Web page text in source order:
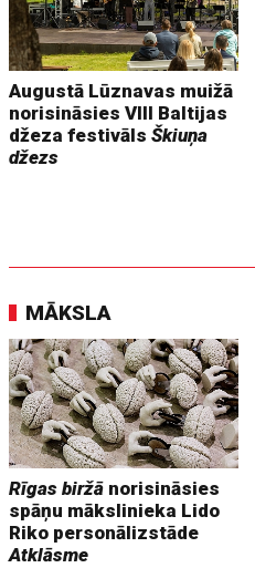
Augustā Lūznavas muižā
norisināsies VIII Baltijas
džeza festivālsŠkiuņa
džezs
MĀKSLA
Rīgas biržā norisināsies
spāņu mākslinieka Lido
Riko personālizstāde
Atklāsme